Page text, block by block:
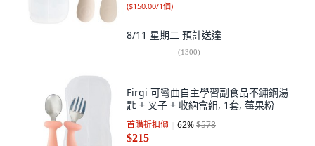
($150.00/1個)
8/11 星期二 預計送達
(1300)
Firgi 可彎曲自主學習副食品不鏽鋼湯
匙 + 叉子 + 收納盒組, 1套, 莓果粉
首購折扣價 62%$578
$215